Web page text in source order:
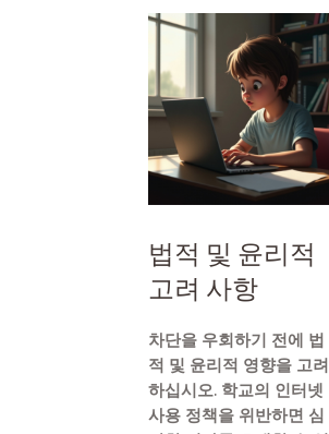
법적 및 윤리적
고려 사항
차단을 우회하기 전에 법
적 및 윤리적 영향을 고려
하십시오. 학교의 인터넷
사용 정책을 위반하면 심